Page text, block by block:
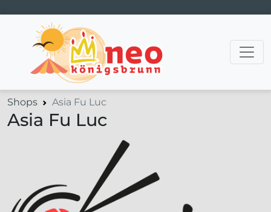
Hauptnavigation
Shops Asia Fu Luc
Asia Fu Luc